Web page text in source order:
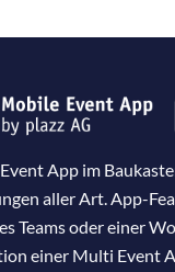
App im
aller Art. App-
Teams oder einer
einer Multi Event